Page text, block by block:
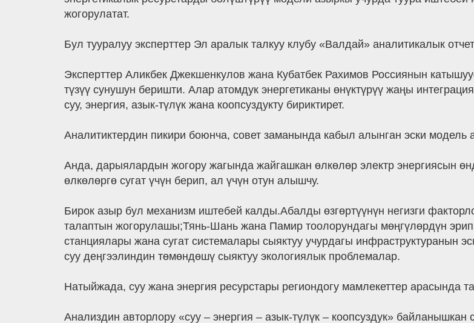
жогорулатат.
Бул тууралуу эксперттер Эл аралык талкуу клубу «Валдай» аналитикалык
Эксперттер Аликбек Джекшенкулов жана Кубатбек Рахимов Россиянын
түзүү сунушун беришти. Алар атомдук энергетиканы өнүктүрүү жаңы
суу, энергия, азык-түлүк жана коопсуздукту бириктирет.
Аналитиктердин пикири боюнча, совет заманында кабыл алынган эски модель
Анда, дарыялардын жогору жагында жайгашкан өлкөлөр электр энергиясын
өлкөлөргө сугат үчүн берип, ал үчүн отун алышчу.
Бирок азыр бул механизм иштебей калды.Абалды өзгөртүүнүн негизги
талаптын жогорулашы;Тянь-Шань жана Памир тоолорундагы мөңгүлөрдүн
станциялары жана сугат системалары сыяктуу учурдагы инфраструктуранын
суу деңгээлиндин төмөндөшү сыяктуу экологиялык проблемалар.
Натыйжада, суу жана энергия ресурстары региондогу мамлекеттер арасында
Анализдин авторлору «суу – энергия – азык-түлүк – коопсуздук» байланышкан